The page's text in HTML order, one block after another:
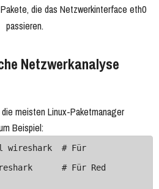
die das Netzwerkinterface eth0
passieren.
Netzwerkanalyse
die meisten Linux-Paketmanager
Beispiel:
wireshark  # Für
# Für Red